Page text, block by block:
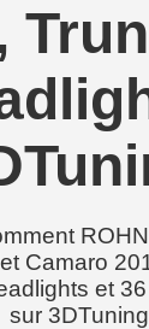
Camaro
et
sur 3DTuning